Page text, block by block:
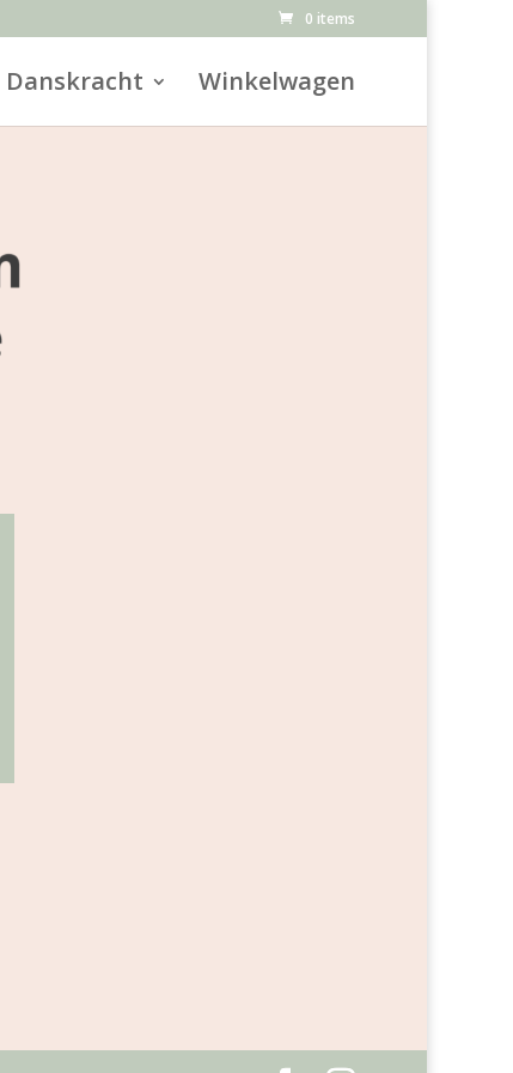
0 items
Danskracht Winkelwagen